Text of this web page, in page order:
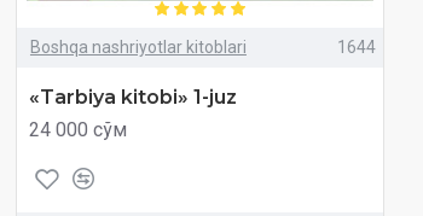
Boshqa nashriyotlar kitoblari 1644
«Tarbiya kitobi» 1-juz
24 000 сўм